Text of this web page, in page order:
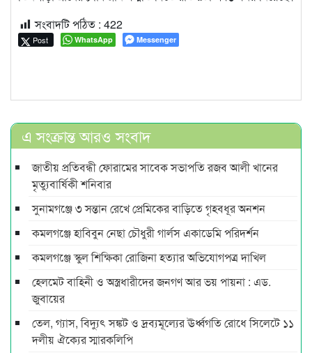
সংবাদটি পঠিত : 422
Post WhatsApp Messenger
এ সংক্রান্ত আরও সংবাদ
জাতীয় প্রতিবন্ধী ফোরামের সাবেক সভাপতি রজব আলী খানের
মৃত্যুবার্ষিকী শনিবার
সুনামগঞ্জে ৩ সন্তান রেখে প্রেমিকের বাড়িতে গৃহবধূর অনশন
কমলগঞ্জে হাবিবুন নেছা চৌধুরী গার্লস একাডেমি পরিদর্শন
কমলগঞ্জে স্কুল শিক্ষিকা রোজিনা হত্যার অভিযোগপত্র দাখিল
হেলমেট বাহিনী ও অস্ত্রধারীদের জনগণ আর ভয় পায়না : এড.
জুবায়ের
তেল, গ্যাস, বিদ্যুৎ সঙ্কট ও দ্রব্যমূল্যের ঊর্ধ্বগতি রোধে সিলেটে ১১
দলীয় ঐক্যের স্মারকলিপি